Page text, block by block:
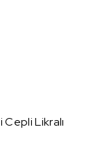
Likralı